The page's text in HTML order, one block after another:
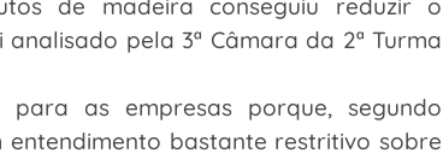
de madeira conseguiu reduzir o
analisado pela 3ª Câmara da 2ª Turma
as empresas porque, segundo
entendimento bastante restritivo sobre